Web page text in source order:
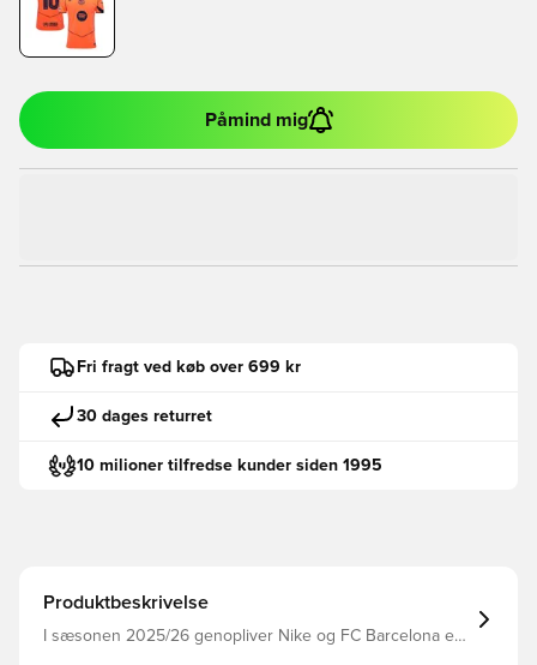
Påmind mig
Fri fragt ved køb over 699 kr
30 dages returret
10 milioner tilfredse kunder siden 1995
Produktbeskrivelse
I sæsonen 2025/26 genopliver Nike og FC Barcelona en